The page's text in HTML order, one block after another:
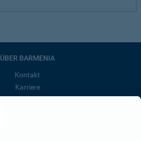
ÜBER BARMENIA
Kontakt
Karriere